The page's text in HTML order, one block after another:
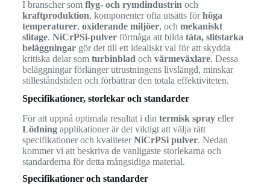
I branscher som flyg- och rymdindustrin och
kraftproduktion, komponenter ofta utsätts förhöga
temperaturer, oxiderande miljöer, och mekaniskt
slitage. NiCrPSi-pulverförmåga att bilda täta, slitstarka
beläggningargör det till ett idealiskt val för att skydda
kritiska delar som turbinblad och värmeväxlare. Dessa
beläggningar förlänger utrustningens livslängd, minskar
stilleståndstiden och förbättrar den totala effektiviteten.
Specifikationer, storlekar och standarder
För att uppnå optimala resultat i din termisk sprayeller
Lödningapplikationer är det viktigt att välja rätt
specifikationer och kvaliteterNiCrPSi pulver. Nedan
kommer vi att beskriva de vanligaste storlekarna och
standarderna för detta mångsidiga material.
Specifikationer och standarder